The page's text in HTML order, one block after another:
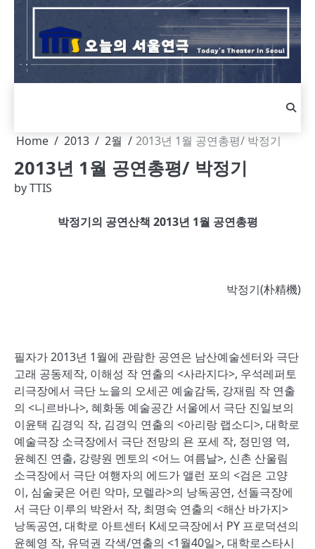
Skip
content
Home 2013 2월 2013년 1월 공연총평/ 박정기
2013년 1월 공연총평/ 박정기
byTTIS
박정기의 공연산책 2013년 1월 공연총평
박정기(朴精機)
필자가 2013년 1월에 관람한 공연은 남산예술센터와 극단
고래 공동제작, 이해성 작 연출의 <사라지다>, 우석레퍼토
리극장에서 극단 노을의 오세곤 예술감독, 강재림 작 연출
의 <니르바나>, 혜화동 예술공간 서울에서 극단 진일보의
이윤택 김경익 작, 김경익 연출의 <아리랑 랩소디>, 대학로
예술극장 소극장에서 극단 전망의 욘 포세 작, 정민영 역,
윤혜진 연출, 강량원 멘토의 <어느 여름날>, 신촌 산울림
소극장에서 극단 여행자의 에드가 앨런 포의 <검은 고양
이, 심술궂은 어린 악마, 모렐라>의 낭독공연, 선돌극장에
서 극단 이루의 박완서 작, 최명숙 연출의 <해산 바가지>
낭독공연, 대학로 아트센터 K세모극장에서 PY 프로덕션의
윤혜영 작, 유덕권 각색/연출의 <1월40일>, 대학로스타시